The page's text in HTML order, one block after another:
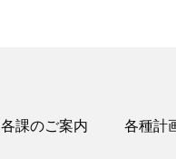
各課のご案内 各種計